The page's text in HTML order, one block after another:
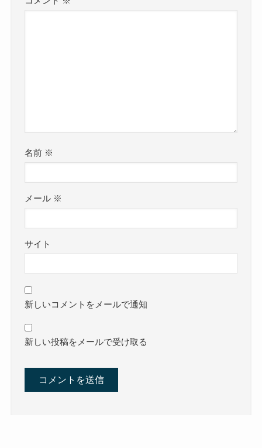
名前 ※
メール ※
サイト
新しいコメントをメールで通知
新しい投稿をメールで受け取る